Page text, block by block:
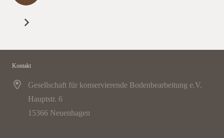
Kontakt
Gesellschaft für konservierende Bodenbearbeitung e.V.
Hauptstr. 6
15366 Neuenhagen